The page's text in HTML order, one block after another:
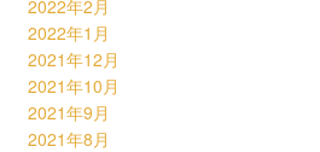
2022年2月
2022年1月
2021年12月
2021年10月
2021年9月
2021年8月